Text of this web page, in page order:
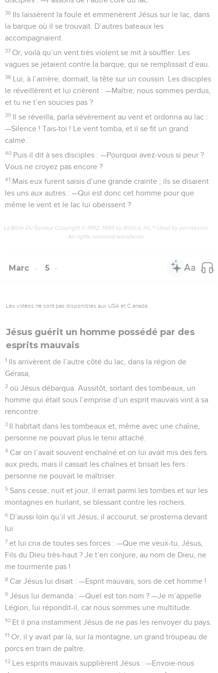
36 Ils laissèrent la foule et emmenèrent Jésus sur le lac, dans
la barque où il se trouvait. D’autres bateaux les
accompagnaient.
37 Or, voilà qu’un vent très violent se mit à souffler. Les
vagues se jetaient contre la barque, qui se remplissait d’eau.
38 Lui, à l’arrière, dormait, la tête sur un coussin. Les disciples
le réveillèrent et lui crièrent : —Maître, nous sommes perdus,
et tu ne t’en soucies pas ?
39 Il se réveilla, parla sévèrement au vent et ordonna au lac :
—Silence ! Tais-toi ! Le vent tomba, et il se fit un grand
calme.
40 Puis il dit à ses disciples : —Pourquoi avez-vous si peur ?
Vous ne croyez pas encore ?
41 Mais eux furent saisis d’une grande crainte ; ils se disaient
les uns aux autres : —Qui est donc cet homme pour que
même le vent et le lac lui obéissent ?
La Bible Du Semeur Copyright © 1992, 1999 by Biblica, Inc.® Used by permission.
All rights reserved worldwide.
Marc 5
Les vidéos ne sont pas disponibles aux USA et C anada.
Jésus guérit un homme possédé par des
esprits mauvais
1 Ils arrivèrent de l’autre côté du lac, dans la région de
Gérasa,
2 où Jésus débarqua. Aussitôt, sortant des tombeaux, un
homme qui était sous l’emprise d’un esprit mauvais vint à sa
rencontre.
3 Il habitait dans les tombeaux et, même avec une chaîne,
personne ne pouvait plus le tenir attaché.
4 Car on l’avait souvent enchaîné et on lui avait mis des fers
aux pieds, mais il cassait les chaînes et brisait les fers :
personne ne pouvait le maîtriser.
5 Sans cesse, nuit et jour, il errait parmi les tombes et sur les
montagnes en hurlant, se blessant contre les rochers.
6 D’aussi loin qu’il vit Jésus, il accourut, se prosterna devant
lui
7 et lui cria de toutes ses forces : —Que me veux-tu, Jésus,
Fils du Dieu très-haut ? Je t’en conjure, au nom de Dieu, ne
me tourmente pas !
8 Car Jésus lui disait : —Esprit mauvais, sors de cet homme !
9 Jésus lui demanda : —Quel est ton nom ? —Je m’appelle
Légion, lui répondit-il, car nous sommes une multitude.
10 Et il pria instamment Jésus de ne pas les renvoyer du pays.
11 Or, il y avait par là, sur la montagne, un grand troupeau de
porcs en train de paître.
12 Les esprits mauvais supplièrent Jésus : —Envoie-nous